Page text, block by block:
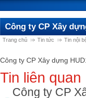
Công ty CP Xây
Trang chủ Tin tức Tin nội
Công ty CP Xây dựng
Tin liên quan
Công ty CP